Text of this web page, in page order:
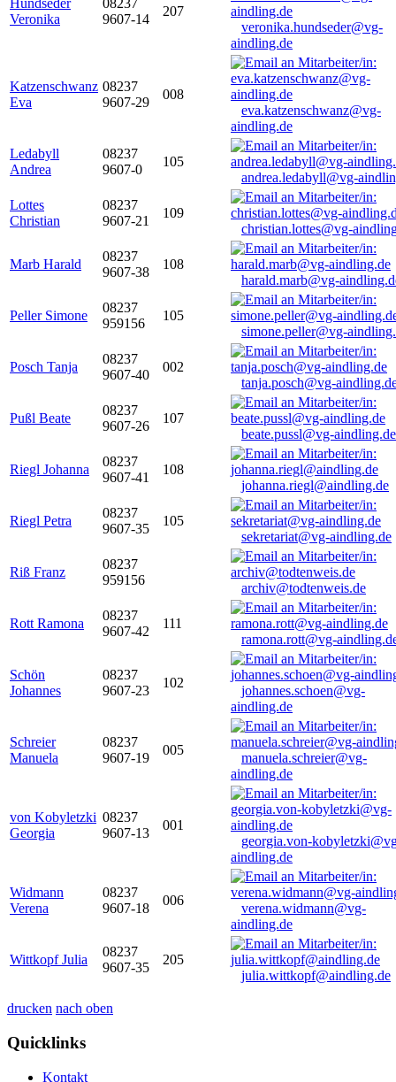
Hundseder
Veronika
08237
9607-14
207
veronika.hundseder@vg-
aindling.de
Katzenschwanz
Eva
08237
9607-29
008
eva.katzenschwanz@vg-
aindling.de
Ledabyll
Andrea
08237
9607-0
105
andrea.ledabyll@vg-
Lottes
Christian
08237
9607-21
109
christian.lottes@vg-
Marb Harald
08237
9607-38
108
harald.marb@vg-
Peller Simone
08237
959156
105
simone.peller@vg-
Posch Tanja
08237
9607-40
002
tanja.posch@vg-
Pußl Beate
08237
9607-26
107
beate.pussl@vg-aindling.de
Riegl Johanna
08237
9607-41
108
johanna.riegl@aindling.de
Riegl Petra
08237
9607-35
105
sekretariat@vg-aindling.de
Riß Franz
08237
959156
archiv@todtenweis.de
Rott Ramona
08237
9607-42
111
ramona.rott@vg-
Schön
Johannes
08237
9607-23
102
johannes.schoen@vg-
aindling.de
Schreier
Manuela
08237
9607-19
005
manuela.schreier@vg-
aindling.de
von Kobyletzki
Georgia
08237
9607-13
001
georgia.von-
aindling.de
Widmann
Verena
08237
9607-18
006
verena.widmann@vg-
aindling.de
Wittkopf Julia
08237
9607-35
205
julia.wittkopf@aindling.de
drucken nach oben
Quicklinks
Kontakt